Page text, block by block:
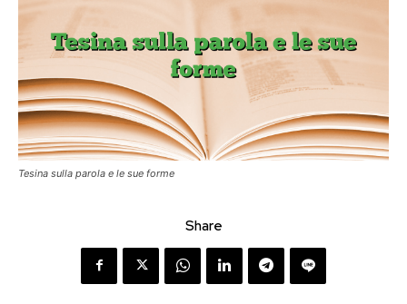
Tesina sulla parola e le sue forme
Share